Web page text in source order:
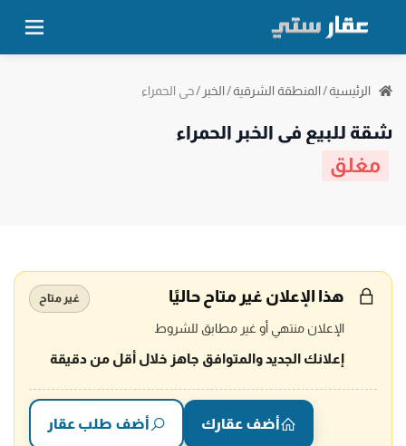
الرئيسية/المنطقة الشرقية/الخبر /حي الحمراء
شقة للبيع في الخبر الحمراء
مغلق
هذا الإعلان غير متاح حاليًا غير متاح
الإعلان منتهي أو غير مطابق للشروط
إعلانك الجديد والمتوافق جاهز خلال أقل من دقيقة
أضف عقارك أضف طلب عقار